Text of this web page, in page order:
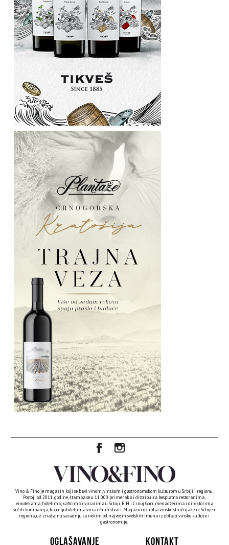
Vino & Fino je magazin koji se bavi vinom, vinskom i gastronomskom kulturom u Srbiji i regionu.
Postoji od 2011. godine, štampa se u 11 000 primeraka i distribuira besplatno restoranima,
vinotekama, hotelima, kafićima i vinarima u Srbiji, BiH i Crnoj Gori, menadžerima i direktorima
većih kompanija, kao i ljubiteljima vina i finih stvari. Magazin okuplja vinske stručnjake iz Srbije i
regiona, uz značajnu saradnju sa nekim od najvećih svetskih imena iz oblasti vinske kulture i
gastronomije.
OGLAŠAVANJE KONTAKT